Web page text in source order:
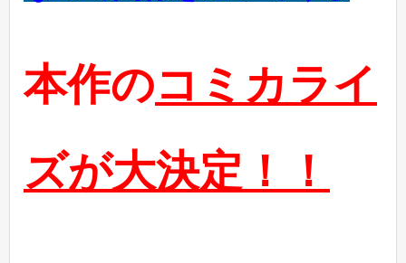
本作のコミカライ
ズが大決定！！